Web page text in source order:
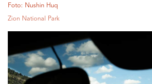
Foto: Nushin Huq
Zion National Park